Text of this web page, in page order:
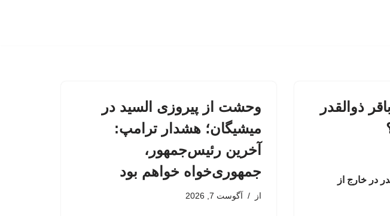
ذوالقدر
در خارج از
وحشت از پیروزی السید در
میشیگان؛ هشدار ترامپ:
آخرین رئیس‌جمهور،
جمهوری‌خواه خواهم بود
از آگوست 7, 2026